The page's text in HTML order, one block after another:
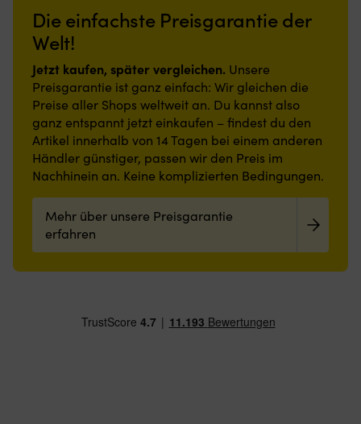
Die einfachste Preisgarantie der
Welt!
Jetzt kaufen, später vergleichen. Unsere
Preisgarantie ist ganz einfach: Wir gleichen die
Preise aller Shops weltweit an. Du kannst also
ganz entspannt jetzt einkaufen – findest du den
Artikel innerhalb von 14 Tagen bei einem anderen
Händler günstiger, passen wir den Preis im
Nachhinein an. Keine komplizierten Bedingungen.
Mehr über unsere Preisgarantie
erfahren